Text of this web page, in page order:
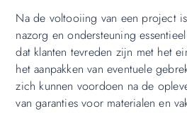
Na de voltooiing van een project
nazorg en ondersteuning
dat klanten tevreden zijn met het
het aanpakken van eventuele
zich kunnen voordoen na de
van garanties voor materialen en